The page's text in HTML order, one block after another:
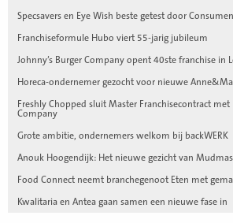
Specsavers en Eye Wish beste getest door
Franchiseformule Hubo viert 55-jarig jubileum
Johnny’s Burger Company opent 40ste franchise in
Horeca-ondernemer gezocht voor nieuwe
Freshly Chopped sluit Master Franchisecontract met
Company
Grote ambitie, ondernemers welkom bij backWERK
Anouk Hoogendijk: Het nieuwe gezicht van
Food Connect neemt branchegenoot Eten met
Kwalitaria en Antea gaan samen een nieuwe fase in